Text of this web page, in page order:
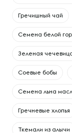
Гречишный чай
Семена белой
Зеленая
Соевые бобы
Семена льна
Гречневые хлопья
Ткемали из алычи